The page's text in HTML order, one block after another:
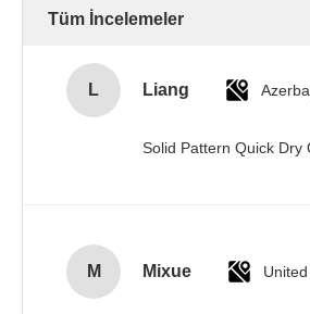
Tüm İncelemeler
L Liang
Solid Pattern Quick Dry
M Mixue